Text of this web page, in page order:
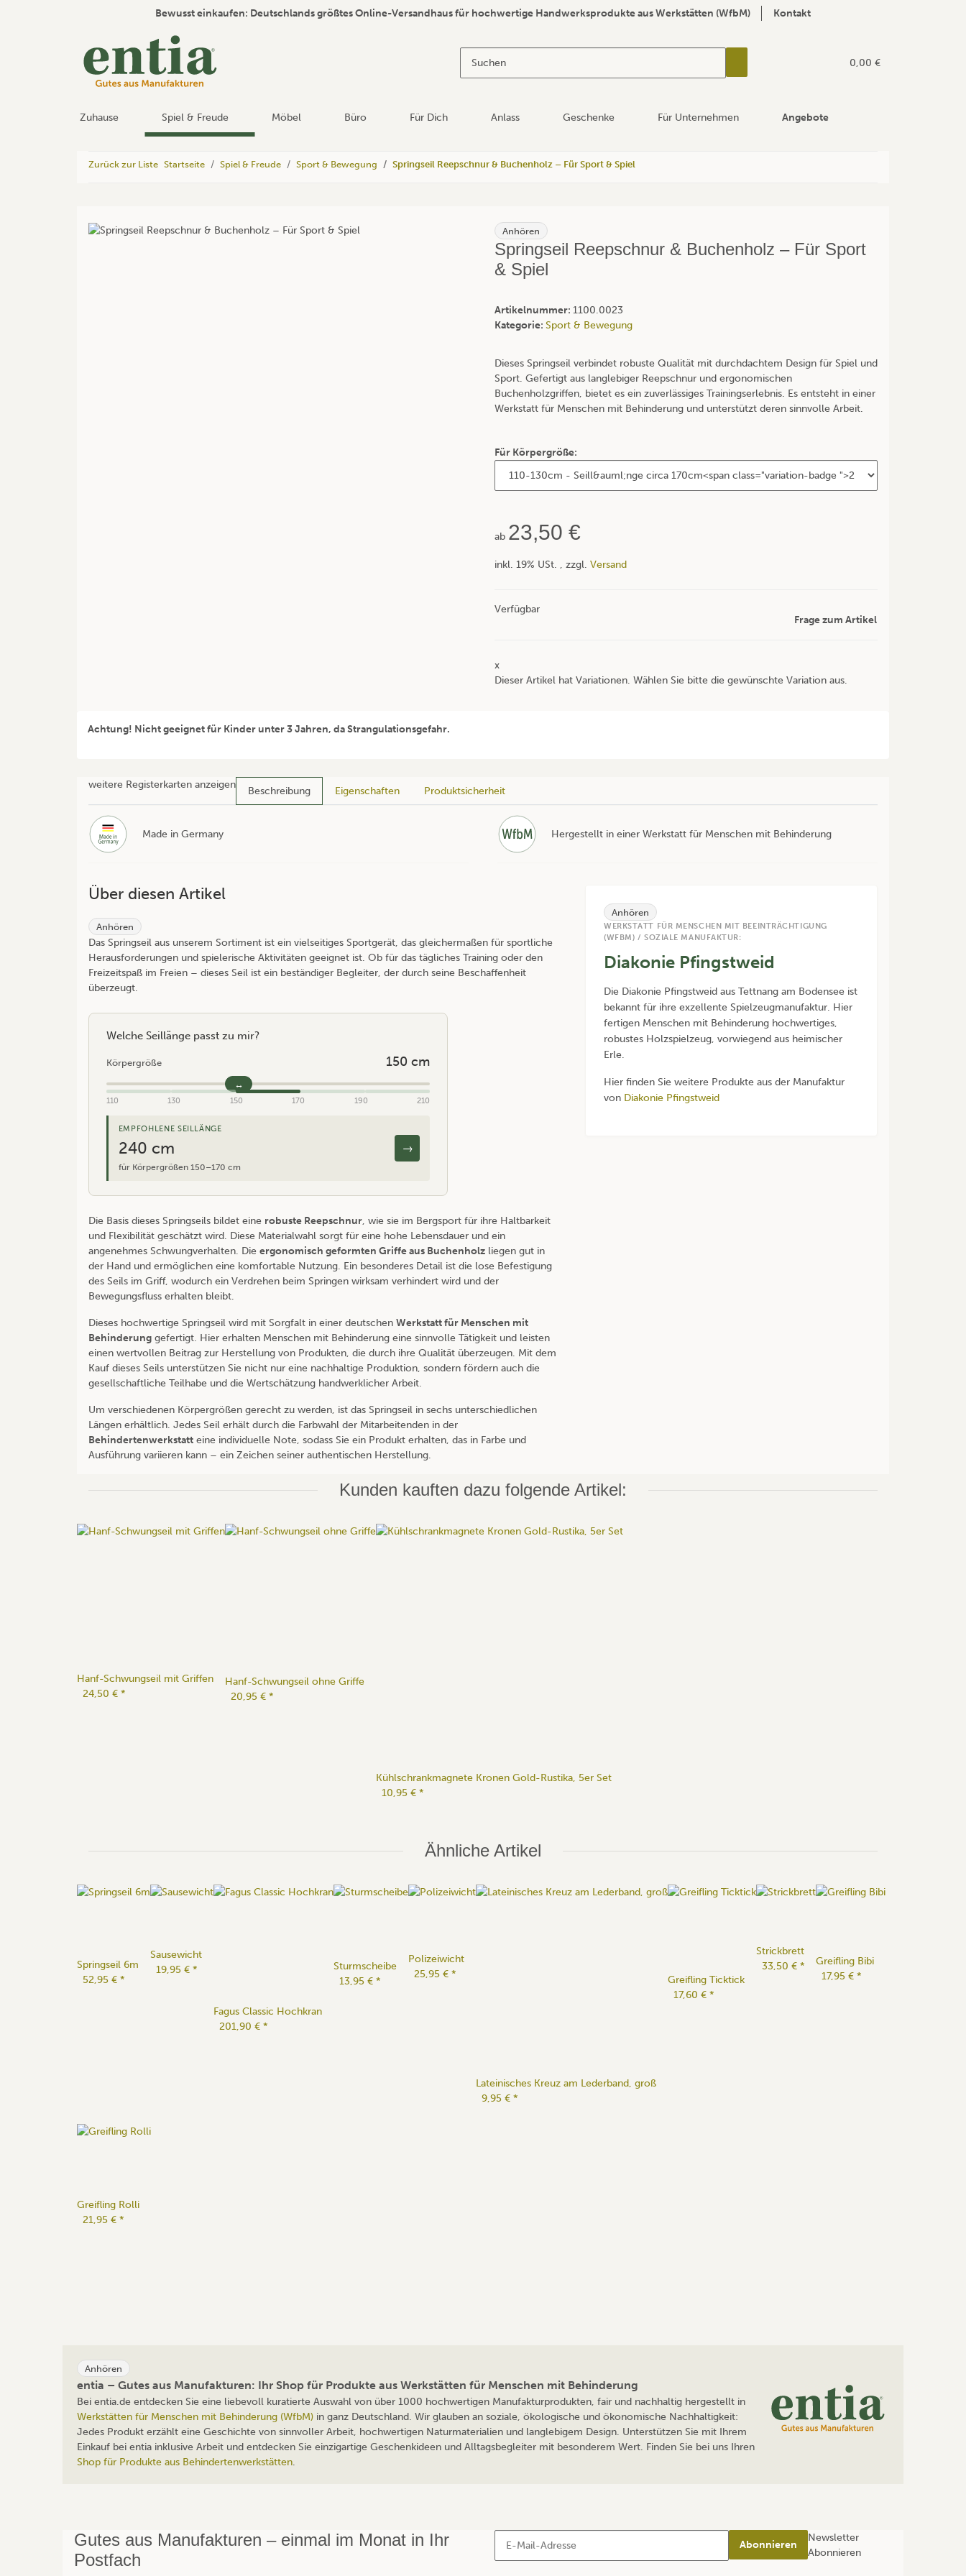
Bewusst einkaufen: Deutschlands größtes Online-Versandhaus für hochwertige Handwerksprodukte aus Werkstätten (WfbM) Kontakt
0,00 €
Zuhause Spiel & Freude Möbel Büro Für Dich Anlass Geschenke Für Unternehmen Angebote
Zurück zur Liste Startseite Spiel & Freude Sport & Bewegung Springseil Reepschnur & Buchenholz – Für Sport & Spiel
Anhören
Springseil Reepschnur & Buchenholz – Für Sport
& Spiel
Artikelnummer: 1100.0023
Kategorie: Sport & Bewegung
Dieses Springseil verbindet robuste Qualität mit durchdachtem Design für Spiel und
Sport. Gefertigt aus langlebiger Reepschnur und ergonomischen
Buchenholzgriffen, bietet es ein zuverlässiges Trainingserlebnis. Es entsteht in einer
Werkstatt für Menschen mit Behinderung und unterstützt deren sinnvolle Arbeit.
Für Körpergröße:
ab 23,50 €
inkl. 19% USt. , zzgl. Versand
Verfügbar
Frage zum Artikel
x
Dieser Artikel hat Variationen. Wählen Sie bitte die gewünschte Variation aus.
Achtung! Nicht geeignet für Kinder unter 3 Jahren, da Strangulationsgefahr.
weitere Registerkarten anzeigen
Beschreibung Eigenschaften Produktsicherheit
Made in Germany Hergestellt in einer Werkstatt für Menschen mit Behinderung
Über diesen Artikel
Anhören
Das Springseil aus unserem Sortiment ist ein vielseitiges Sportgerät, das gleichermaßen für sportliche
Herausforderungen und spielerische Aktivitäten geeignet ist. Ob für das tägliches Training oder den
Freizeitspaß im Freien – dieses Seil ist ein beständiger Begleiter, der durch seine Beschaffenheit
überzeugt.
Welche Seillänge passt zu mir?
Körpergröße 150 cm
110 130 150 170 190 210
EMPFOHLENE SEILLÄNGE
240 cm
für Körpergrößen 150–170 cm
→
Die Basis dieses Springseils bildet eine robuste Reepschnur, wie sie im Bergsport für ihre Haltbarkeit
und Flexibilität geschätzt wird. Diese Materialwahl sorgt für eine hohe Lebensdauer und ein
angenehmes Schwungverhalten. Die ergonomisch geformten Griffe aus Buchenholz liegen gut in
der Hand und ermöglichen eine komfortable Nutzung. Ein besonderes Detail ist die lose Befestigung
des Seils im Griff, wodurch ein Verdrehen beim Springen wirksam verhindert wird und der
Bewegungsfluss erhalten bleibt.
Dieses hochwertige Springseil wird mit Sorgfalt in einer deutschen Werkstatt für Menschen mit
Behinderung gefertigt. Hier erhalten Menschen mit Behinderung eine sinnvolle Tätigkeit und leisten
einen wertvollen Beitrag zur Herstellung von Produkten, die durch ihre Qualität überzeugen. Mit dem
Kauf dieses Seils unterstützen Sie nicht nur eine nachhaltige Produktion, sondern fördern auch die
gesellschaftliche Teilhabe und die Wertschätzung handwerklicher Arbeit.
Um verschiedenen Körpergrößen gerecht zu werden, ist das Springseil in sechs unterschiedlichen
Längen erhältlich. Jedes Seil erhält durch die Farbwahl der Mitarbeitenden in der
Behindertenwerkstatt eine individuelle Note, sodass Sie ein Produkt erhalten, das in Farbe und
Ausführung variieren kann – ein Zeichen seiner authentischen Herstellung.
Anhören
WERKSTATT FÜR MENSCHEN MIT BEEINTRÄCHTIGUNG
(WFBM) / SOZIALE MANUFAKTUR:
Diakonie Pfingstweid
Die Diakonie Pfingstweid aus Tettnang am Bodensee ist
bekannt für ihre exzellente Spielzeugmanufaktur. Hier
fertigen Menschen mit Behinderung hochwertiges,
robustes Holzspielzeug, vorwiegend aus heimischer
Erle.
Hier finden Sie weitere Produkte aus der Manufaktur
von Diakonie Pfingstweid
Kunden kauften dazu folgende Artikel:
Hanf-Schwungseil mit Griffen
24,50 € *
Hanf-Schwungseil ohne Griffe
20,95 € *
Kühlschrankmagnete Kronen Gold-Rustika, 5er Set
10,95 € *
Ähnliche Artikel
Springseil 6m
52,95 € *
Sausewicht
19,95 € *
Fagus Classic Hochkran
201,90 € *
Sturmscheibe
13,95 € *
Polizeiwicht
25,95 € *
Lateinisches Kreuz am Lederband, groß
9,95 € *
Greifling Ticktick
17,60 € *
Strickbrett
33,50 € *
Greifling Bibi
17,95 € *
Greifling Rolli
21,95 € *
Anhören
entia – Gutes aus Manufakturen: Ihr Shop für Produkte aus Werkstätten für Menschen mit Behinderung
Bei entia.de entdecken Sie eine liebevoll kuratierte Auswahl von über 1000 hochwertigen Manufakturprodukten, fair und nachhaltig hergestellt in
Werkstätten für Menschen mit Behinderung (WfbM) in ganz Deutschland. Wir glauben an soziale, ökologische und ökonomische Nachhaltigkeit:
Jedes Produkt erzählt eine Geschichte von sinnvoller Arbeit, hochwertigen Naturmaterialien und langlebigem Design. Unterstützen Sie mit Ihrem
Einkauf bei entia inklusive Arbeit und entdecken Sie einzigartige Geschenkideen und Alltagsbegleiter mit besonderem Wert. Finden Sie bei uns Ihren
Shop für Produkte aus Behindertenwerkstätten.
Gutes aus Manufakturen – einmal im Monat in Ihr
Postfach
Abonnieren
Newsletter
Abonnieren